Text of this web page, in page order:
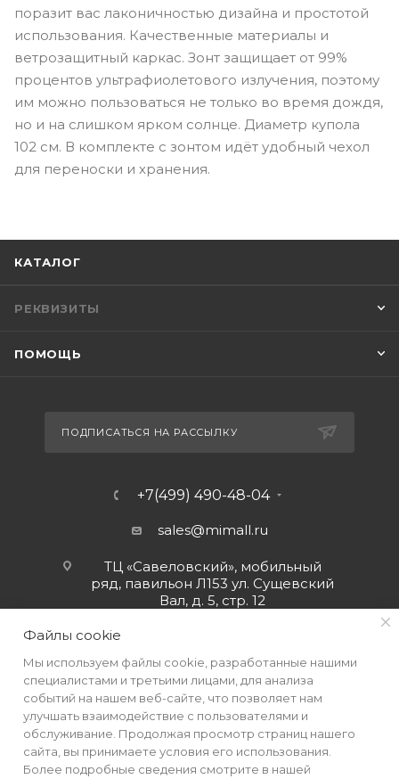
поразит вас лаконичностью дизайна и простотой
использования. Качественные материалы и
ветрозащитный каркас. Зонт защищает от 99%
процентов ультрафиолетового излучения, поэтому
им можно пользоваться не только во время дождя,
но и на слишком ярком солнце. Диаметр купола
102 см. В комплекте с зонтом идёт удобный чехол
для переноски и хранения.
КАТАЛОГ
РЕКВИЗИТЫ
ПОМОЩЬ
ПОДПИСАТЬСЯ НА РАССЫЛКУ
+7(499) 490-48-04
sales@mimall.ru
ТЦ «Савеловский», мобильный
ряд, павильон Л153 ул. Сущевский
Вал, д. 5, стр. 12
Файлы cookie
Мы используем файлы cookie, разработанные нашими
специалистами и третьими лицами, для анализа
событий на нашем веб-сайте, что позволяет нам
улучшать взаимодействие с пользователями и
обслуживание. Продолжая просмотр страниц нашего
сайта, вы принимаете условия его использования.
Более подробные сведения смотрите в нашей